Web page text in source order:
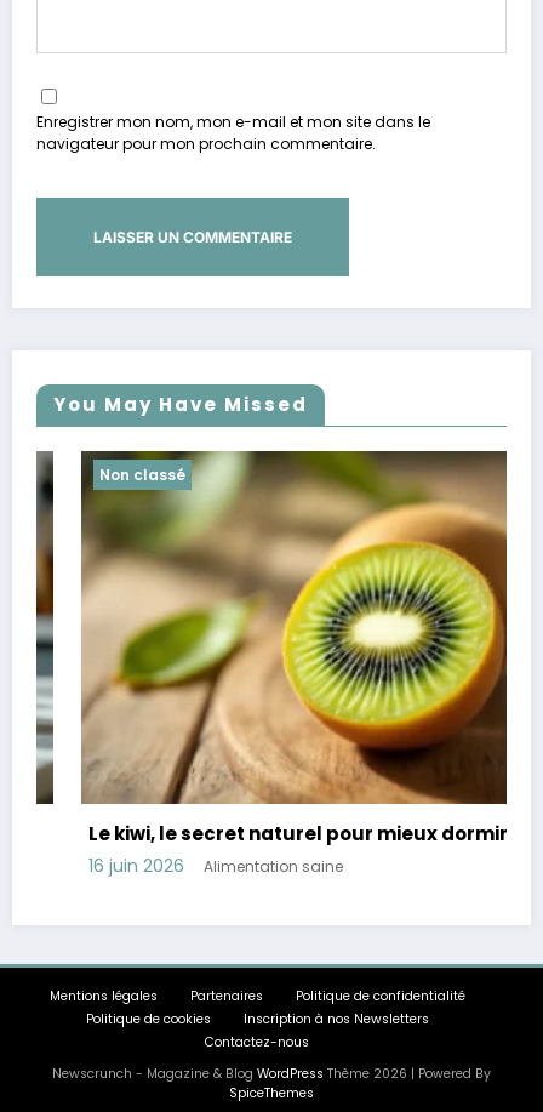
Enregistrer mon nom, mon e-mail et mon site dans le
navigateur pour mon prochain commentaire.
You May Have Missed
Non classé
Le kiwi, le secret naturel pour mieux dormir
16 juin 2026 Alimentation saine
Mentions légales Partenaires
Politique de confidentialité
Politique de cookies
Inscription à nos Newsletters
Contactez-nous
Newscrunch - Magazine & Blog WordPress Thème 2026 | Powered By
SpiceThemes